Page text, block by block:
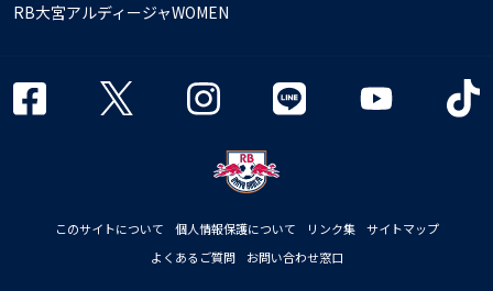
RB大宮アルディージャWOMEN
このサイトについて 個人情報保護について リンク集
サイトマップ
よくあるご質問
お問い合わせ窓口